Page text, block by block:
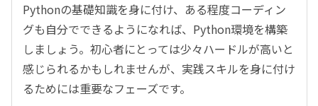
Pythonの基礎知識を身に付け、ある程度コーディン
グも自分でできるようになれば、Python環境を構築
しましょう。初心者にとっては少々ハードルが高いと
感じられるかもしれませんが、実践スキルを身に付け
るためには重要なフェーズです。